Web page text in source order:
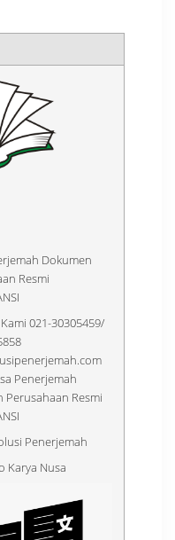
Dokumen
Resmi
021-30305459/
Penerjemah
Perusahaan Resmi
Penerjemah
Karya Nusa